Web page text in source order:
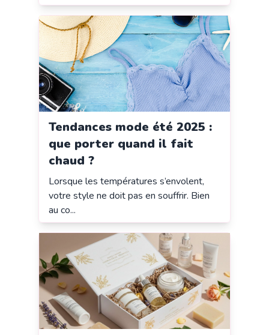
Tendances mode été 2025 :
que porter quand il fait
chaud ?
Lorsque les températures s’envolent,
votre style ne doit pas en souffrir. Bien
au co...